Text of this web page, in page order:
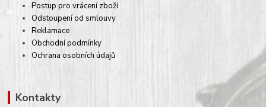
Postup pro vrácení zboží
Odstoupení od smlouvy
Reklamace
Obchodní podmínky
Ochrana osobních údajů
Kontakty